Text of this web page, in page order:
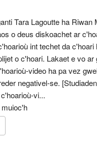
Tara Lagoutte ha Riwan
o deus diskoachet ar
int techet da c'hoari
o c'hoari. Lakaet e vo
video ha pa vez
negativel-se.
vi...